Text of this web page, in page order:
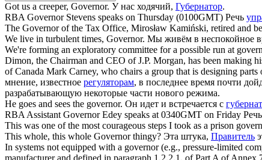
Got us a creeper, Governor. У нас ходячий, Губернатор.
RBA GovernorStevens speaks on Thursday (0100GMT) Речь
The Governorof the Tax Office, Mirosław Kamiński, retired and
We live in turbulent times, Governor. Мы живём в неспокойное
We're forming an exploratory committee for a possible run at
Dimon, the Chairman and CEO of J.P. Morgan, has been making
of Canada Mark Carney, who chairs a group that is designing parts
мнение, известное регуляторам, в последнее время почти
разрабатывающую некоторые части нового режима.
He goes and sees the governor. Он идет и встречается с
RBA Assistant GovernorEdey speaks at 0340GMT on Friday
This was one of the most courageous steps I took as a prison
This whole, this whole Governorthingy? Эта штука, Правитель
In systems not equipped with a governor(e.g., pressure-limited
manufacturer and defined in paragraph 1.2.2.1. of Part A of Annex